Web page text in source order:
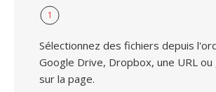
1
Sélectionnez des fichiers depuis
Google Drive, Dropbox, une URL
sur la page.